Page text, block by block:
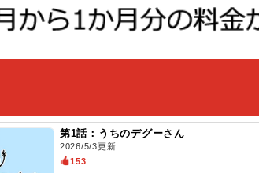
第1話：うちのデグーさん
2026/5/3更新
153